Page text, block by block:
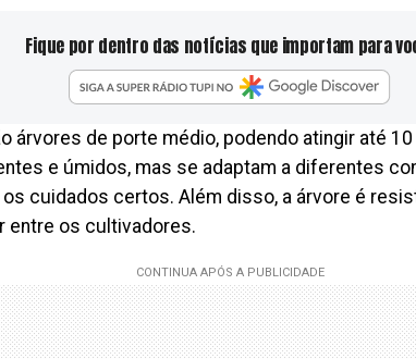
Fique por dentro das notícias que importam para
árvores de porte médio, podendo atingir até
e úmidos, mas se adaptam a diferentes
cuidados certos. Além disso, a árvore é
entre os cultivadores.